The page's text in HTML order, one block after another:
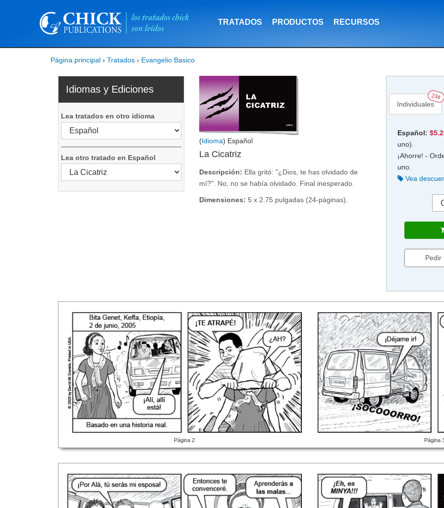
TRATADOS PRODUCTOS RECURSOS
Página principal › Tratados › Evangelio Basico
Idiomas y Ediciones
Lea tratados en otro idioma
Lea otro tratado en Español
(Idioma) Español
La Cicatriz
Descripción: Ella gritó: "¿Dios, te has olvidado de
mí?". No, no se había olvidado. Final inesperado.
Dimensiones: 5 x 2.75 pulgadas (24-páginas).
Individuales
23¢
Español:
uno).
¡Ahorre! -
uno.
Vea
Pedir
Página 2 Página